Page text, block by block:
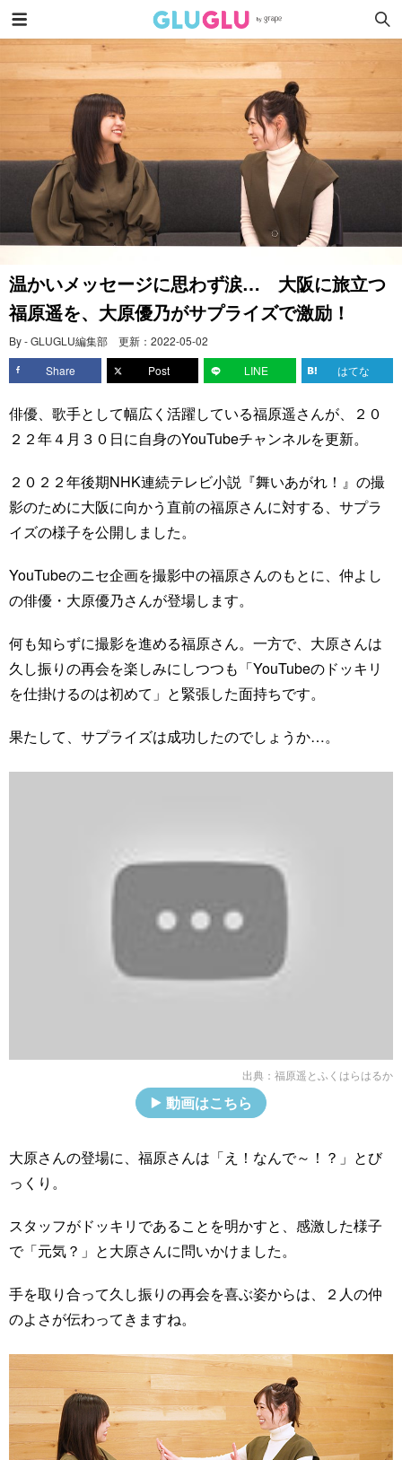
温かいメッセージに思わず涙… 大阪に旅立つ
福原遥を、大原優乃がサプライズで激励！
By - GLUGLU編集部 更新： 2022-05-02
Share
Post LINE はてな
俳優、歌手として幅広く活躍している福原遥さんが、２０
２２年４月３０日に自身のYouTubeチャンネルを更新。
２０２２年後期NHK連続テレビ小説『舞いあがれ！』の撮
影のために大阪に向かう直前の福原さんに対する、サプラ
イズの様子を公開しました。
YouTubeのニセ企画を撮影中の福原さんのもとに、仲よし
の俳優・大原優乃さんが登場します。
何も知らずに撮影を進める福原さん。一方で、大原さんは
久し振りの再会を楽しみにしつつも「YouTubeのドッキリ
を仕掛けるのは初めて」と緊張した面持ちです。
果たして、サプライズは成功したのでしょうか…。
出典： 福原遥とふくはらはるか
動画はこちら
大原さんの登場に、福原さんは「え！なんで～！？」とび
っくり。
スタッフがドッキリであることを明かすと、感激した様子
で「元気？」と大原さんに問いかけました。
手を取り合って久し振りの再会を喜ぶ姿からは、２人の仲
のよさが伝わってきますね。